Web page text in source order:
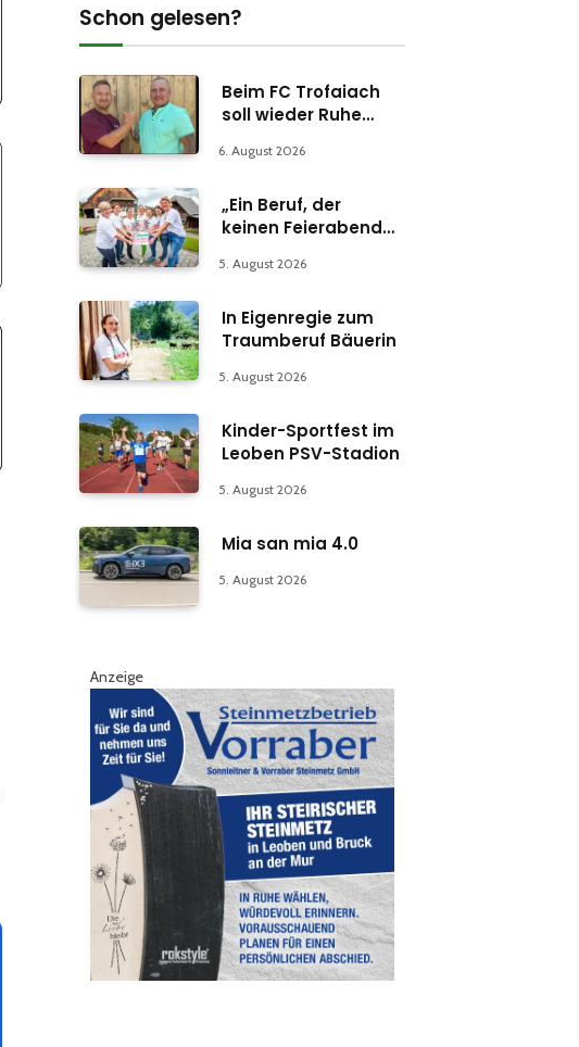
Schon gelesen?
Beim FC Trofaiach
soll wieder Ruhe
6. August 2026
„Ein Beruf, der
keinen Feierabend
5. August 2026
In Eigenregie zum
Traumberuf Bäuerin
5. August 2026
Kinder-Sportfest im
Leoben PSV-Stadion
5. August 2026
Mia san mia 4.0
5. August 2026
Anzeige